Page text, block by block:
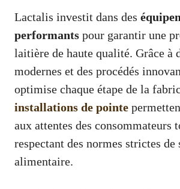
Lactalis investit dans des
performants pour garantir une
laitière de haute qualité. Grâce à
modernes et des procédés
optimise chaque étape de la
installations de pointe
aux attentes des consommateurs
respectant des normes strictes de
alimentaire.